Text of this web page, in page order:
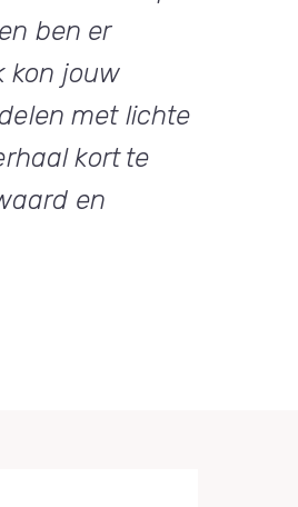
ben er
kon jouw
met lichte
kort te
en